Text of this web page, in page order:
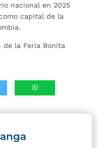
nacional en 2025
capital de la
de la Feria Bonita